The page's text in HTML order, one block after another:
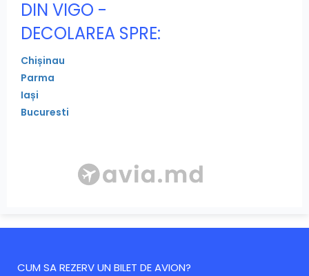
DIN VIGO -
DECOLAREA SPRE:
Chișinau
Parma
Iași
Bucuresti
CUM SA REZERV UN BILET DE AVION?